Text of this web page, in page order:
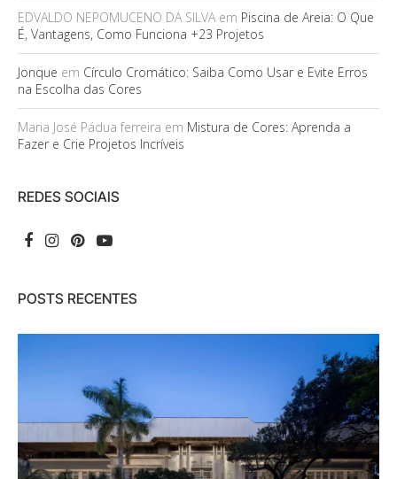
EDVALDO NEPOMUCENO DA SILVAem Piscina de Areia: O Que
É, Vantagens, Como Funciona +23 Projetos
Jonque em Círculo Cromático: Saiba Como Usar e Evite Erros
na Escolha das Cores
Maria José Pádua ferreira em Mistura de Cores: Aprenda a
Fazer e Crie Projetos Incríveis
REDES SOCIAIS
POSTS RECENTES